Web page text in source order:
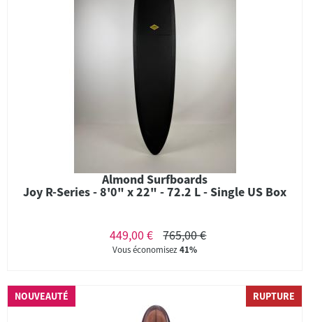
Almond Surfboards
Joy R-Series - 8'0" x 22" - 72.2 L - Single US Box
449,00 € 765,00 €
Vous économisez41%
NOUVEAUTÉ RUPTURE